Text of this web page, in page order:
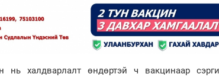
нь халдварлалт өндөртэй ч вакцинаар